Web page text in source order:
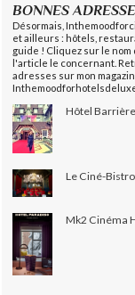
BONNES
Désormais,
et ailleurs : hôtels,
guide ! Cliquez sur le
l'article le concernant.
adresses sur mon
Hôtel
Le Ciné-
Mk2 Cinéma